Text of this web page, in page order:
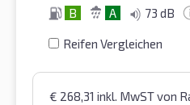
B A 73 dB
Reifen Vergleichen
€ 268,31 inkl. MwSTvon